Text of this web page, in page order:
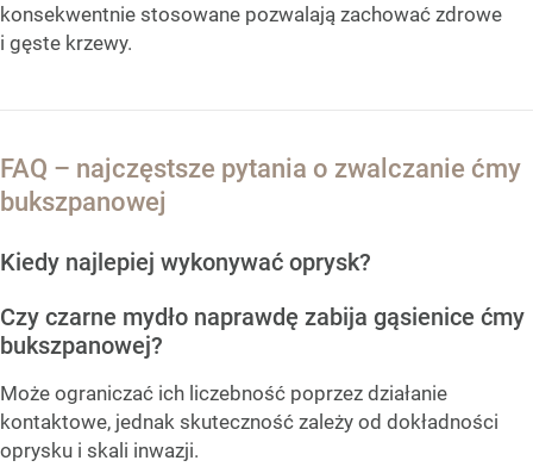
konsekwentnie stosowane pozwalają zachować zdrowe
i gęste krzewy.
FAQ – najczęstsze pytania o zwalczanie ćmy
bukszpanowej
Kiedy najlepiej wykonywać oprysk?
Czy czarne mydło naprawdę zabija gąsienice ćmy
bukszpanowej?
Może ograniczać ich liczebność poprzez działanie
kontaktowe, jednak skuteczność zależy od dokładności
oprysku i skali inwazji.